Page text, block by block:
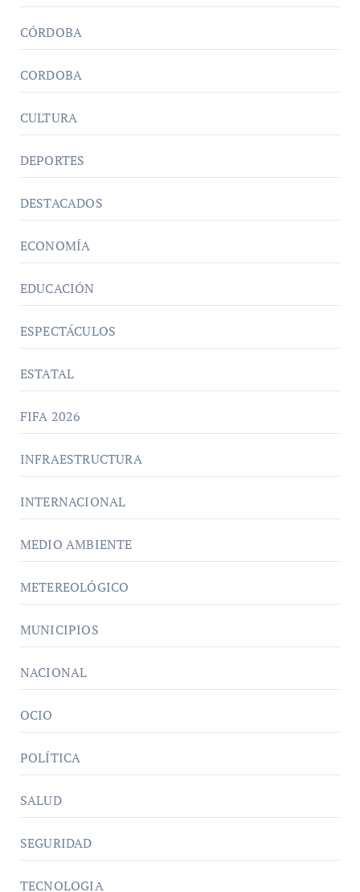
CÓRDOBA
CORDOBA
CULTURA
DEPORTES
DESTACADOS
ECONOMÍA
EDUCACIÓN
ESPECTÁCULOS
ESTATAL
FIFA 2026
INFRAESTRUCTURA
INTERNACIONAL
MEDIO AMBIENTE
METEREOLÓGICO
MUNICIPIOS
NACIONAL
OCIO
POLÍTICA
SALUD
SEGURIDAD
TECNOLOGIA